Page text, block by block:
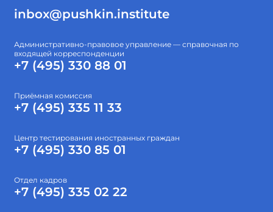
inbox@pushkin.institute
Административно-правовое управление — справочная по
входящей корреспонденции
+7 (495) 330 88 01
Приёмная комиссия
+7 (495) 335 11 33
Центр тестирования иностранных граждан
+7 (495) 330 85 01
Отдел кадров
+7 (495) 335 02 22